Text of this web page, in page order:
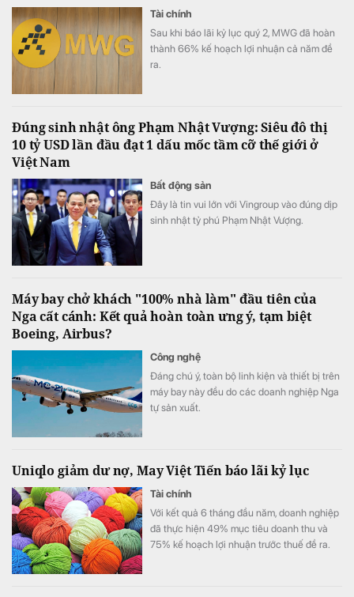
Tài chính
Sau khi báo lãi kỷ lục quý 2, MWG đã hoàn
thành 66% kế hoạch lợi nhuận cả năm đề
ra.
Đúng sinh nhật ông Phạm Nhật Vượng: Siêu đô thị
10 tỷ USD lần đầu đạt 1 dấu mốc tầm cỡ thế giới ở
Việt Nam
Bất động sản
Đây là tin vui lớn với Vingroup vào đúng dịp
sinh nhật tỷ phú Phạm Nhật Vượng.
Máy bay chở khách "100% nhà làm" đầu tiên của
Nga cất cánh: Kết quả hoàn toàn ưng ý, tạm biệt
Boeing, Airbus?
Công nghệ
Đáng chú ý, toàn bộ linh kiện và thiết bị trên
máy bay này đều do các doanh nghiệp Nga
tự sản xuất.
Uniqlo giảm dư nợ, May Việt Tiến báo lãi kỷ lục
Tài chính
Với kết quả 6 tháng đầu năm, doanh nghiệp
đã thực hiện 49% mục tiêu doanh thu và
75% kế hoạch lợi nhuận trước thuế đề ra.